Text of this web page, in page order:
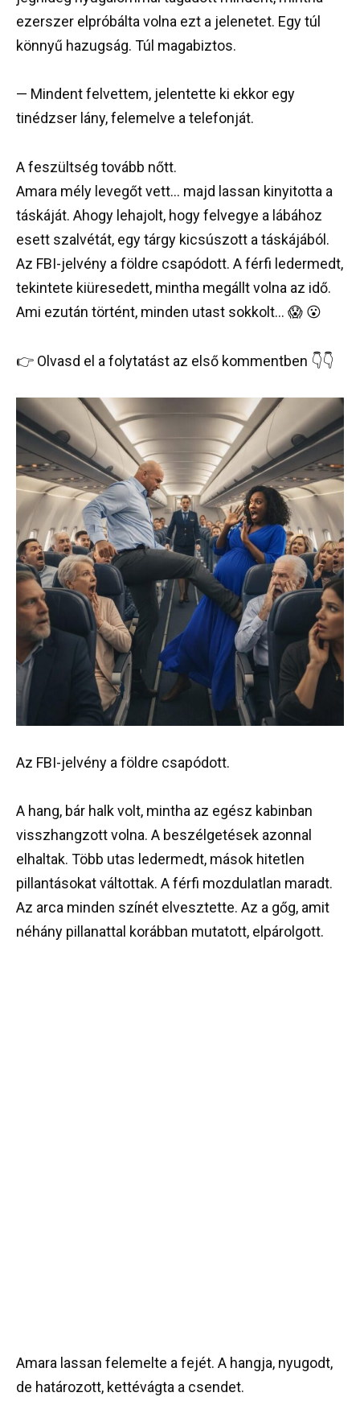
ezerszer elpróbálta volna ezt a jelenetet. Egy túl
könnyű hazugság. Túl magabiztos.
— Mindent felvettem, jelentette ki ekkor egy
tinédzser lány, felemelve a telefonját.
A feszültség tovább nőtt.
Amara mély levegőt vett… majd lassan kinyitotta a
táskáját. Ahogy lehajolt, hogy felvegye a lábához
esett szalvétát, egy tárgy kicsúszott a táskájából.
Az FBI-jelvény a földre csapódott. A férfi ledermedt,
tekintete kiüresedett, mintha megállt volna az idő.
Ami ezután történt, minden utast sokkolt… 😱 😮
👉 Olvasd el a folytatást az első kommentben 👇👇
Az FBI-jelvény a földre csapódott.
A hang, bár halk volt, mintha az egész kabinban
visszhangzott volna. A beszélgetések azonnal
elhaltak. Több utas ledermedt, mások hitetlen
pillantásokat váltottak. A férfi mozdulatlan maradt.
Az arca minden színét elvesztette. Az a gőg, amit
néhány pillanattal korábban mutatott, elpárolgott.
Amara lassan felemelte a fejét. A hangja, nyugodt,
de határozott, kettévágta a csendet.